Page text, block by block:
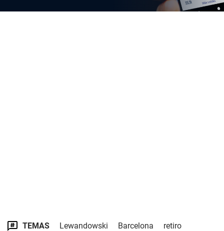
TEMAS Lewandowski Barcelona retiro